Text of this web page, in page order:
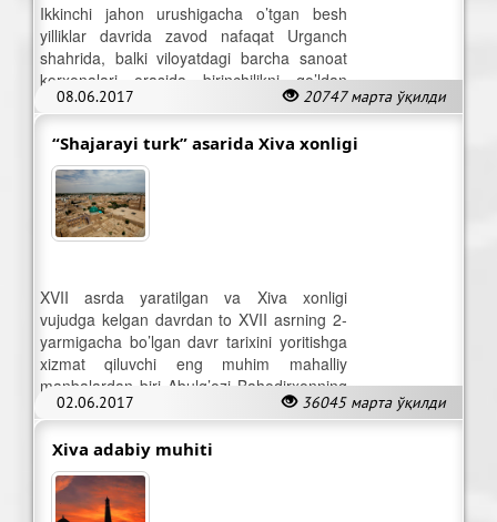
08.06.2017 20747 марта ўқилди
Ikkinchi jahon urushigacha o’tgan besh
yilliklar davrida zavod nafaqat Urganch
shahrida, balki viloyatdagi barcha sanoat
korxonalari orasida birinchilikni qo’ldan
bermay keldi
“Shajarayi turk” asarida Xiva xonligi
02.06.2017 36045 марта ўқилди
XVII asrda yaratilgan va Xiva xonligi
vujudga kelgan davrdan to XVII asrning 2-
yarmigacha bo’lgan davr tarixini yoritishga
xizmat qiluvchi eng muhim mahalliy
manbalardan biri Abulg’ozi Bahodirxonning
«Shajarayi turk» asaridir.
Xiva adabiy muhiti